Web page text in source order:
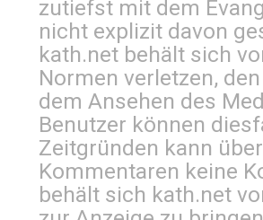
zutiefst mit dem
nicht explizit davon
kath.net behält sich
Normen verletzen,
dem Ansehen des
Benutzer können
Zeitgründen kann
Kommentaren keine
behält sich kath.net